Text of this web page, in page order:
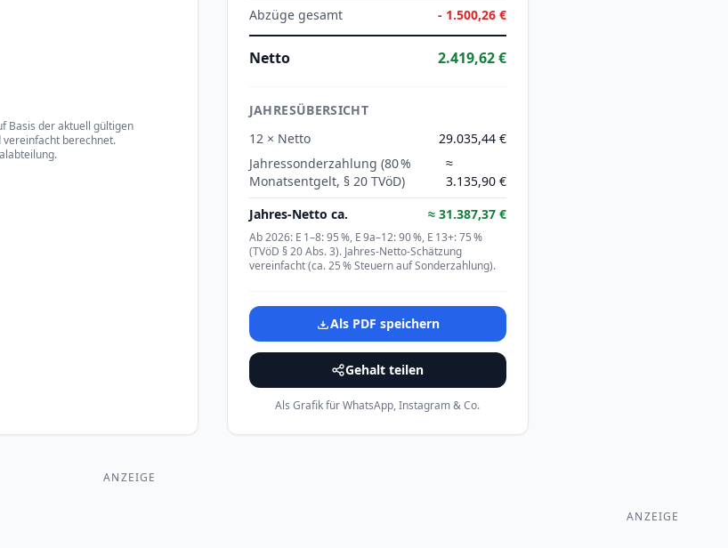
Basis der aktuell gültigen
vereinfacht berechnet.
Abzüge gesamt
- 1.500,26 €
Netto 2.419,62 €
JAHRESÜBERSICHT
12 × Netto
29.035,44 €
Jahressonderzahlung (80 %
Monatsentgelt, § 20 TVöD)
≈
3.135,90 €
Jahres-Netto ca.
≈ 31.387,37 €
Ab 2026: E 1–8: 95 %, E 9a–12: 90 %, E 13+: 75 %
(TVöD § 20 Abs. 3). Jahres-Netto-Schätzung
vereinfacht (ca. 25 % Steuern auf Sonderzahlung).
Als PDF speichern
Gehalt teilen
Als Grafik für WhatsApp, Instagram & Co.
ANZEIGE
ANZEIGE